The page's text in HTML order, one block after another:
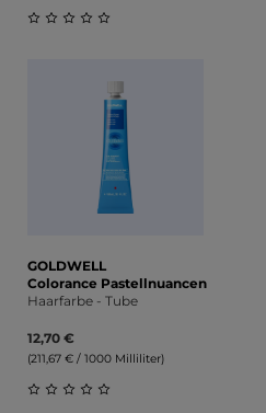
GOLDWELL
Colorance Pastellnuancen
Haarfarbe - Tube
12,70 €
(211,67 € / 1000 Milliliter)